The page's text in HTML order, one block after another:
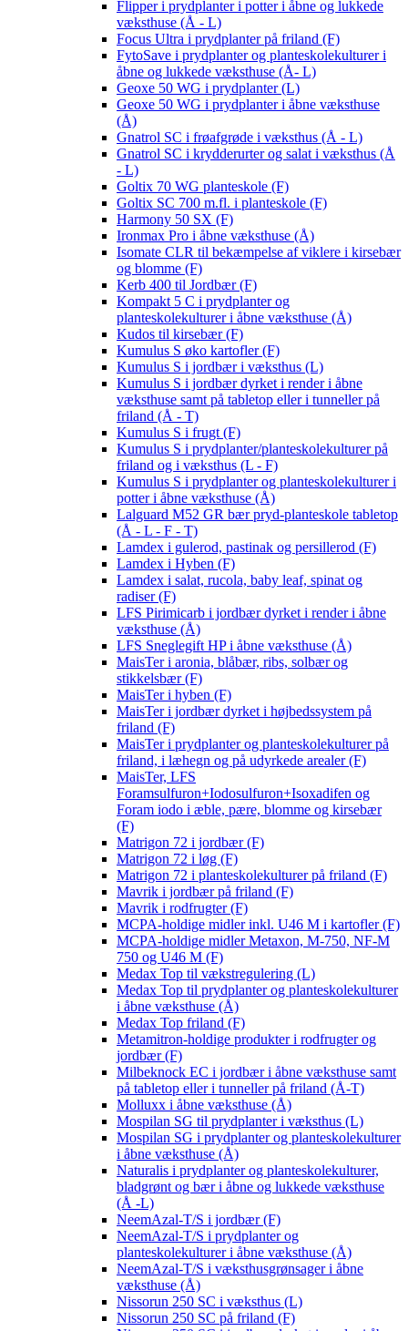
Flipper i prydplanter i potter i åbne og lukkede
væksthuse (Å - L)
Focus Ultra i prydplanter på friland (F)
FytoSave i prydplanter og planteskolekulturer i
åbne og lukkede væksthuse (Å- L)
Geoxe 50 WG i prydplanter (L)
Geoxe 50 WG i prydplanter i åbne væksthuse
(Å)
Gnatrol SC i frøafgrøde i væksthus (Å - L)
Gnatrol SC i krydderurter og salat i væksthus (Å
- L)
Goltix 70 WG planteskole (F)
Goltix SC 700 m.fl. i planteskole (F)
Harmony 50 SX (F)
Ironmax Pro i åbne væksthuse (Å)
Isomate CLR til bekæmpelse af viklere i kirsebær
og blomme (F)
Kerb 400 til Jordbær (F)
Kompakt 5 C i prydplanter og
planteskolekulturer i åbne væksthuse (Å)
Kudos til kirsebær (F)
Kumulus S øko kartofler (F)
Kumulus S i jordbær i væksthus (L)
Kumulus S i jordbær dyrket i render i åbne
væksthuse samt på tabletop eller i tunneller på
friland (Å - T)
Kumulus S i frugt (F)
Kumulus S i prydplanter/planteskolekulturer på
friland og i væksthus (L - F)
Kumulus S i prydplanter og planteskolekulturer i
potter i åbne væksthuse (Å)
Lalguard M52 GR bær pryd-planteskole tabletop
(Å - L - F - T)
Lamdex i gulerod, pastinak og persillerod (F)
Lamdex i Hyben (F)
Lamdex i salat, rucola, baby leaf, spinat og
radiser (F)
LFS Pirimicarb i jordbær dyrket i render i åbne
væksthuse (Å)
LFS Sneglegift HP i åbne væksthuse (Å)
MaisTer i aronia, blåbær, ribs, solbær og
stikkelsbær (F)
MaisTer i hyben (F)
MaisTer i jordbær dyrket i højbedssystem på
friland (F)
MaisTer i prydplanter og planteskolekulturer på
friland, i læhegn og på udyrkede arealer (F)
MaisTer, LFS
Foramsulfuron+Iodosulfuron+Isoxadifen og
Foram iodo i æble, pære, blomme og kirsebær
(F)
Matrigon 72 i jordbær (F)
Matrigon 72 i løg (F)
Matrigon 72 i planteskolekulturer på friland (F)
Mavrik i jordbær på friland (F)
Mavrik i rodfrugter (F)
MCPA-holdige midler inkl. U46 M i kartofler (F)
MCPA-holdige midler Metaxon, M-750, NF-M
750 og U46 M (F)
Medax Top til vækstregulering (L)
Medax Top til prydplanter og planteskolekulturer
i åbne væksthuse (Å)
Medax Top friland (F)
Metamitron-holdige produkter i rodfrugter og
jordbær (F)
Milbeknock EC i jordbær i åbne væksthuse samt
på tabletop eller i tunneller på friland (Å-T)
Molluxx i åbne væksthuse (Å)
Mospilan SG til prydplanter i væksthus (L)
Mospilan SG i prydplanter og planteskolekulturer
i åbne væksthuse (Å)
Naturalis i prydplanter og planteskolekulturer,
bladgrønt og bær i åbne og lukkede væksthuse
(Å -L)
NeemAzal-T/S i jordbær (F)
NeemAzal-T/S i prydplanter og
planteskolekulturer i åbne væksthuse (Å)
NeemAzal-T/S i væksthusgrønsager i åbne
væksthuse (Å)
Nissorun 250 SC i væksthus (L)
Nissorun 250 SC på friland (F)